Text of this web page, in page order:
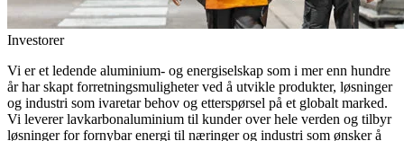
Investorer
Vi er et ledende aluminium- og energiselskap som i mer enn hundre
år har skapt forretningsmuligheter ved å utvikle produkter, løsninger
og industri som ivaretar behov og etterspørsel på et globalt marked.
Vi leverer lavkarbonaluminium til kunder over hele verden og tilbyr
løsninger for fornybar energi til næringer og industri som ønsker å